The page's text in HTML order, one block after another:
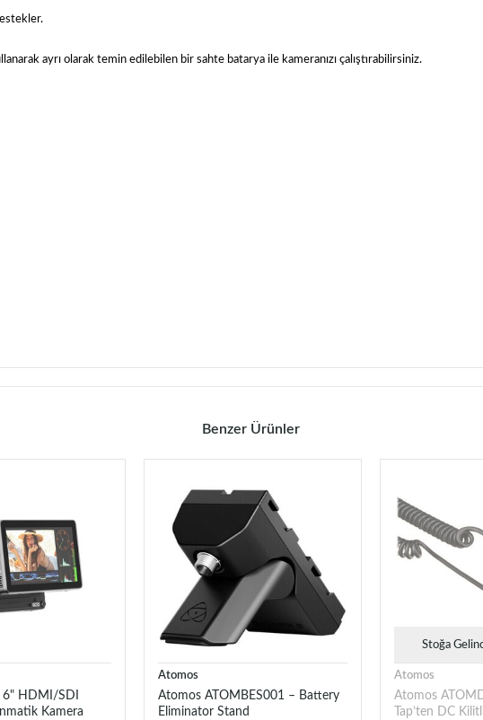
ayrı olarak temin edilebilen bir sahte batarya ile kameranızı çalıştırabilirsiniz.
Benzer Ürünler
HDMI/SDI
Kamera
Atomos
Atomos ATOMBES001 – Battery
Eliminator Stand
Stoğa
Atomos
Atomos
Tap’ten DC